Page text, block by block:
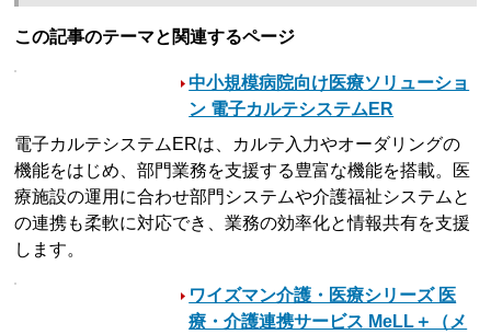
この記事のテーマと関連するページ
中小規模病院向け医療ソリューショ
ン 電子カルテシステムER
電子カルテシステムERは、カルテ入力やオーダリングの
機能をはじめ、部門業務を支援する豊富な機能を搭載。医
療施設の運用に合わせ部門システムや介護福祉システムと
の連携も柔軟に対応でき、業務の効率化と情報共有を支援
します。
ワイズマン介護・医療シリーズ 医
療・介護連携サービス MeLL＋（メ